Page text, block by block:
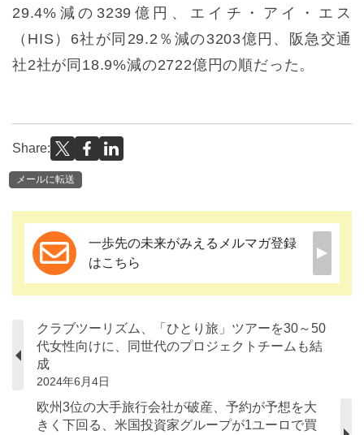
29.4%減の3239億円、エイチ・アイ・エス
（HIS）6社が同29.2％減の3203億円、阪急交通
社2社が同18.9%減の2722億円の順だった。
Share:
メールに転送
一歩先の未来がみえるメルマガ登録
はこちら
クラブツーリズム、「ひとり旅」ツアーを30～50
代女性向けに、同世代のプロジェクトチームも結
成
2024年6月4日
欧州3位の大手旅行会社が破産、予約が予想を大
きく下回る、米国投資家グループが1ユーロで買